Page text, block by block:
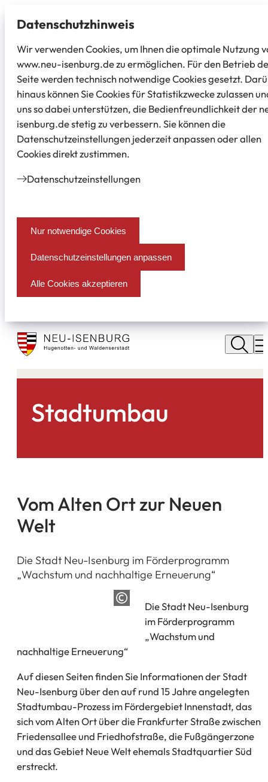
Datenschutz­hinweis
Wir verwenden Cookies, um Ihnen die optimale Nutzung
www.neu-isenburg.de zu ermöglichen. Für den Betrieb
Seite werden technisch notwendige Cookies gesetzt.
hinaus können Sie Cookies für Statistikzwecke zulassen
uns so dabei unterstützen, die Bedienfreundlichkeit der
isenburg.de stetig zu verbessern. Sie können die
Datenschutzeinstellungen jederzeit anpassen oder allen
Cookies direkt zustimmen.
Datenschutz­einstellungen
Nur notwendige Cookies
Datenschutzeinstellungen anpassen
Alle Cookies akzeptieren
Stadt
Neu
Isenburg
Stadtumbau
Vom Alten Ort zur Neuen
Welt
Die Stadt Neu-Isenburg im Förderprogramm
„Wachstum und nachhaltige Erneuerung“
Die Stadt Neu-Isenburg
im Förderprogramm
„Wachstum und
nachhaltige Erneuerung“
Auf diesen Seiten finden Sie Informationen der Stadt
Neu-Isenburg über den auf rund 15 Jahre angelegten
Stadtumbau-Prozess im Fördergebiet Innenstadt, das
sich vom Alten Ort über die Frankfurter Straße zwischen
Friedensallee und Friedhofstraße, die Fußgängerzone
und das Gebiet Neue Welt ehemals Stadtquartier Süd
erstreckt.